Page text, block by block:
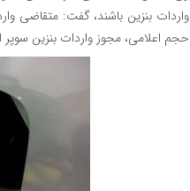
واردات بنزین باشند، گفت: متقاضی
حجم اعلامی، مجوز واردات بنزین